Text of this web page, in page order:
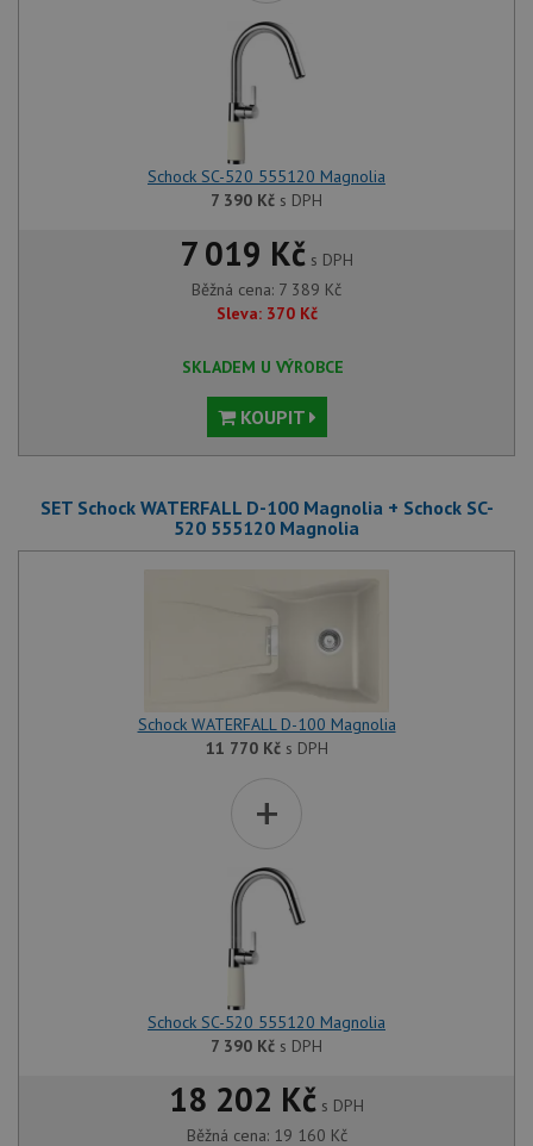
Schock SC-520 555120 Magnolia
7 390 Kč s DPH
7 019 Kč s DPH
Běžná cena: 7 389 Kč
Sleva: 370 Kč
SKLADEM U VÝROBCE
KOUPIT
SET Schock WATERFALL D-100 Magnolia + Schock SC-
520 555120 Magnolia
Schock WATERFALL D-100 Magnolia
11 770 Kčs DPH
+
Schock SC-520 555120 Magnolia
7 390 Kč s DPH
18 202 Kč s DPH
Běžná cena: 19 160 Kč